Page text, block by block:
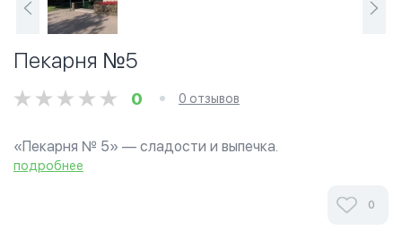
Пекарня №5
0 0 отзывов
«Пекарня № 5» — сладости и выпечка.
подробнее
0